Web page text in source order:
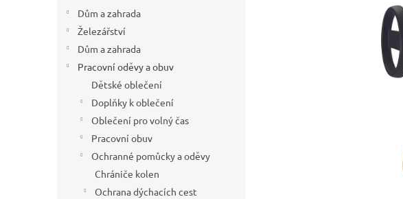
Dům a zahrada
Železářství
Dům a zahrada
Pracovní oděvy a obuv
Dětské oblečení
Doplňky k oblečení
Oblečení pro volný čas
Pracovní obuv
Ochranné pomůcky a oděvy
Chrániče kolen
Ochrana dýchacích cest